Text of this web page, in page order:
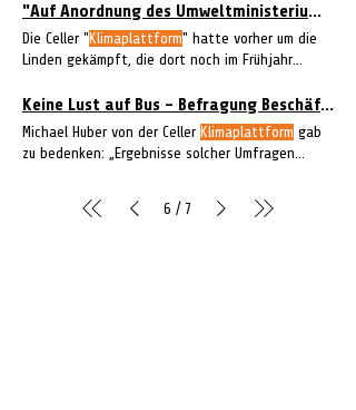
"Auf Anordnung des Umweltministeriums" - Parkplätze Breite Straße gesperrt
Die Celler " Klimaplattform" hatte vorher um die
Linden gekämpft, die dort noch im Frühjahr
Keine Lust auf Bus – Befragung Beschäftigte Landkreis
Michael Huber von der Celler Klimaplattform gab
zu bedenken: „Ergebnisse solcher Umfragen
6 / 7